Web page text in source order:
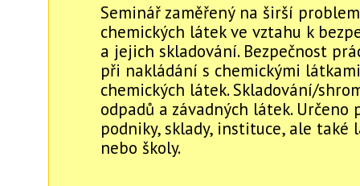
Seminář zaměřený na širší
chemických látek ve vztahu k
a jejich skladování. Bezpečnost
při nakládání s chemickými
chemických látek. Skladování/
odpadů a závadných látek. Určeno
podniky, sklady, instituce, ale také
nebo školy.